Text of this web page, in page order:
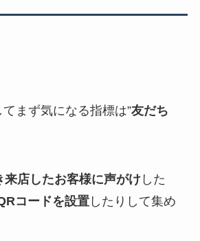
まず気になる指標は”友だち
来店したお客様に声がけした
コードを設置したりして集め